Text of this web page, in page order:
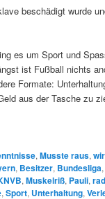
beschädigt wurde
es um Sport und
ist Fußball nichts
Formate:
aus der Tasche zu
,Musste raus,
, Besitzer, Bundesliga
,Muskelriß, Pauli,
,Sport, Unterhaltung,